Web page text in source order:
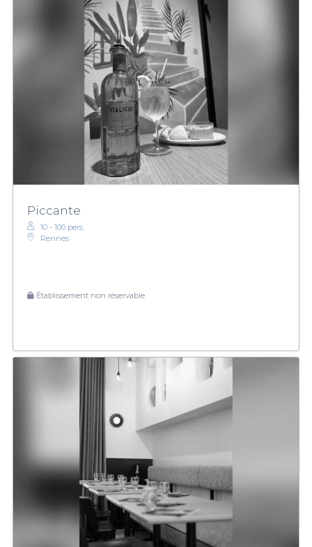
Piccante
10 - 100 pers.
Rennes
Établissement non réservable